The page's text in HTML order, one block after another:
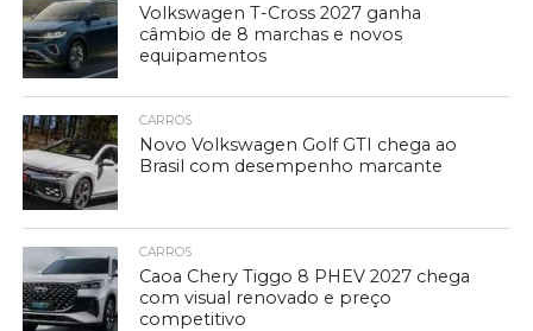
Volkswagen T-Cross 2027 ganha
câmbio de 8 marchas e novos
equipamentos
CARROS
Novo Volkswagen Golf GTI chega ao
Brasil com desempenho marcante
CARROS
Caoa Chery Tiggo 8 PHEV 2027 chega
com visual renovado e preço
competitivo